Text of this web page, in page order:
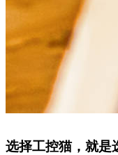
选择工控猫，就是